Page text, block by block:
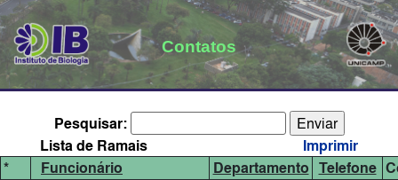
Contatos
Pesquisar:
Lista de Ramais
Imprimir
*
Funcionário Departamento Telefone